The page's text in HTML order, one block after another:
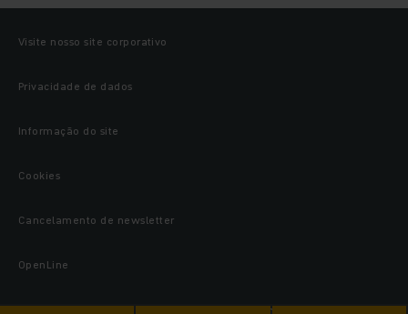
Visite nosso site corporativo
Privacidade de dados
Informação do site
Cookies
Cancelamento de newsletter
OpenLine
© 2026 Jungheinrich Lift Truck Comércio de Empilhadeiras Ltda.,